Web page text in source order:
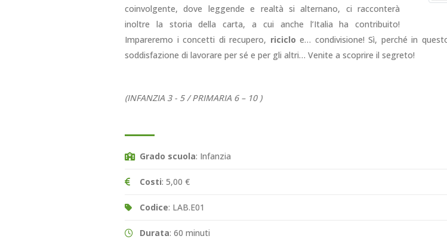
coinvolgente, dove leggende e realtà si alternano, ci racconterà
inoltre la storia della carta, a cui anche l’Italia ha contribuito!
Impareremo i concetti di recupero, riciclo e… condivisione! Sì, perché in
soddisfazione di lavorare per sé e per gli altri… Venite a scoprire il segreto!
(INFANZIA 3 - 5 / PRIMARIA 6 – 10 )
Grado scuola: Infanzia
Costi: 5,00 €
Codice: LAB.E01
Durata: 60 minuti